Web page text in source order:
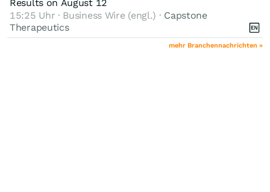
Results on August 12
15:25 Uhr · Business Wire (engl.) · Capstone
Therapeutics
mehr Branchennachrichten »